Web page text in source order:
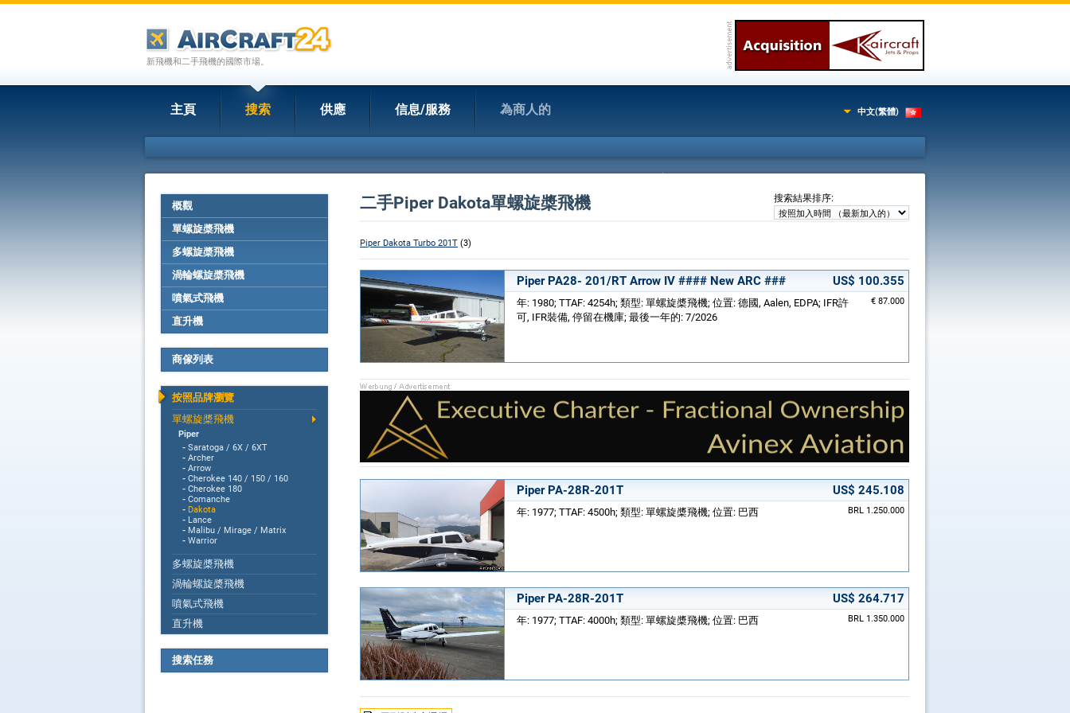
新飛機和二手飛機的國際市場。
主頁 搜索 供應 信息/服務 為商人的 中文(繁體)
概觀
單螺旋槳飛機
多螺旋槳飛機
渦輪螺旋槳飛機
噴氣式飛機
直升機
商傢列表
按照品牌瀏覽
單螺旋槳飛機
Piper
- Saratoga / 6X / 6XT
- Archer
- Arrow
- Cherokee 140 / 150 / 160
- Cherokee 180
- Comanche
- Dakota
- Lance
- Malibu / Mirage / Matrix
- Warrior
多螺旋槳飛機
渦輪螺旋槳飛機
噴氣式飛機
直升機
搜索任務
搜索結果排序:
二手Piper Dakota單螺旋槳飛機
Piper Dakota Turbo 201T (3)
Piper PA28- 201/RT Arrow IV #### New ARC ### US$ 100.355
€ 87.000
年: 1980; TTAF: 4254h; 類型: 單螺旋槳飛機; 位置: 德國, Aalen, EDPA; IFR許
可, IFR裝備, 停留在機庫; 最後一年的: 7/2026
Piper PA-28R-201T US$ 245.108
BRL 1.250.000
年: 1977; TTAF: 4500h; 類型: 單螺旋槳飛機; 位置: 巴西
Piper PA-28R-201T US$ 264.717
BRL 1.350.000
年: 1977; TTAF: 4000h; 類型: 單螺旋槳飛機; 位置: 巴西